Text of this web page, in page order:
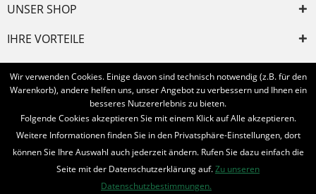
UNSER SHOP
IHRE VORTEILE
INFORMIERT BLEIBEN
Bestellung widerrufen
* Alle Preise inkl. MwSt. und zzgl. Bearbeitungspauschale
© 2016-2022 Romantruhe - Buchversand, Joachim Otto
die profilschmiede - Internetagentur
Wir verwenden Cookies. Einige davon sind technisch notwendig (z.B. für den
Warenkorb), andere helfen uns, unser Angebot zu verbessern und Ihnen ein
besseres Nutzererlebnis zu bieten.
Folgende Cookies akzeptieren Sie mit einem Klick auf Alle akzeptieren.
Weitere Informationen finden Sie in den Privatsphäre-Einstellungen, dort
können Sie Ihre Auswahl auch jederzeit ändern. Rufen Sie dazu einfach die
Seite mit der Datenschutzerklärung auf.Zu unseren
Datenschutzbestimmungen.